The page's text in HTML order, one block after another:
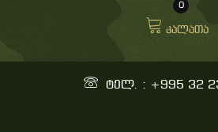
0
კალათა
ტელ. : +995 32